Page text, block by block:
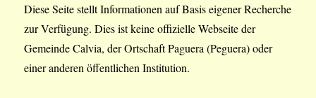
Diese Seite stellt Informationen auf Basis eigener Recherche
zur Verfügung. Dies ist keine offizielle Webseite der
Gemeinde Calvia, der Ortschaft Paguera (Peguera) oder
einer anderen öffentlichen Institution.